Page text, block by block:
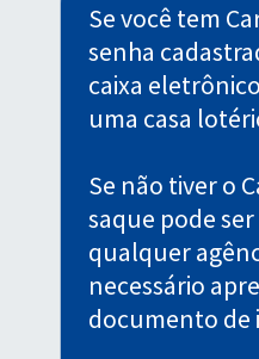
Se você tem
senha
caixa
uma casa
Se não tiver o
saque pode
qualquer
necessário
documento de